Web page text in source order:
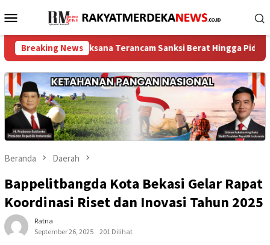
ke
Menu
Mobile
Breaking News
Terancam Sanksi Berat Hingga Pidana
Beranda Daerah
Bappelitbangda Kota Bekasi Gelar Rapat
Koordinasi Riset dan Inovasi Tahun 2025
Ratna
September 26, 2025
201 Dilihat